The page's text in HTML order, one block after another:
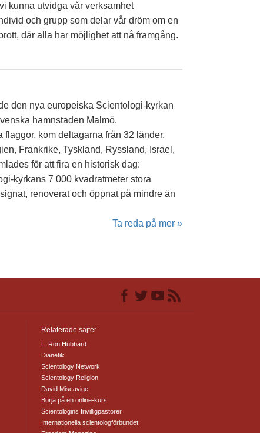
kunna utvidga vår verksamhet
och grupp som delar vår dröm om en
där alla har möjlighet att nå framgång.
den nya europeiska Scientologi-kyrkan
hamnstaden Malmö.
flaggor, kom deltagarna från 32 länder,
Frankrike, Tyskland, Ryssland, Israel,
för att fira en historisk dag:
kyrkans 7 000 kvadratmeter stora
renoverat och öppnat på mindre än
Ta reda på mer »
Relaterade sajter
L. Ron Hubbard
Dianetik
Scientology Network
Scientology Religion
David Miscavige
Börja på en online-kurs
Scientologins frivilligpastorer
Internationella scientologförbundet